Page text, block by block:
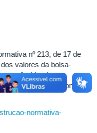
nº 213, de 17 de
valores da bolsa-
no âmbito da
e fundacional.
normativa-